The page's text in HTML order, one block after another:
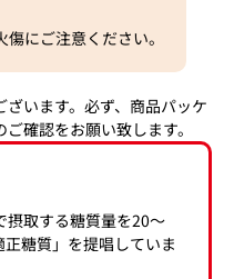
にご注意ください。
います。必ず、商品パッケ
確認をお願い致します。
摂取する糖質量を20〜
糖質」を提唱していま